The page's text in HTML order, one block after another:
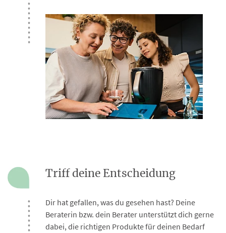
Triff deine Entscheidung
Dir hat gefallen, was du gesehen hast? Deine
Beraterin bzw. dein Berater unterstützt dich gerne
dabei, die richtigen Produkte für deinen Bedarf